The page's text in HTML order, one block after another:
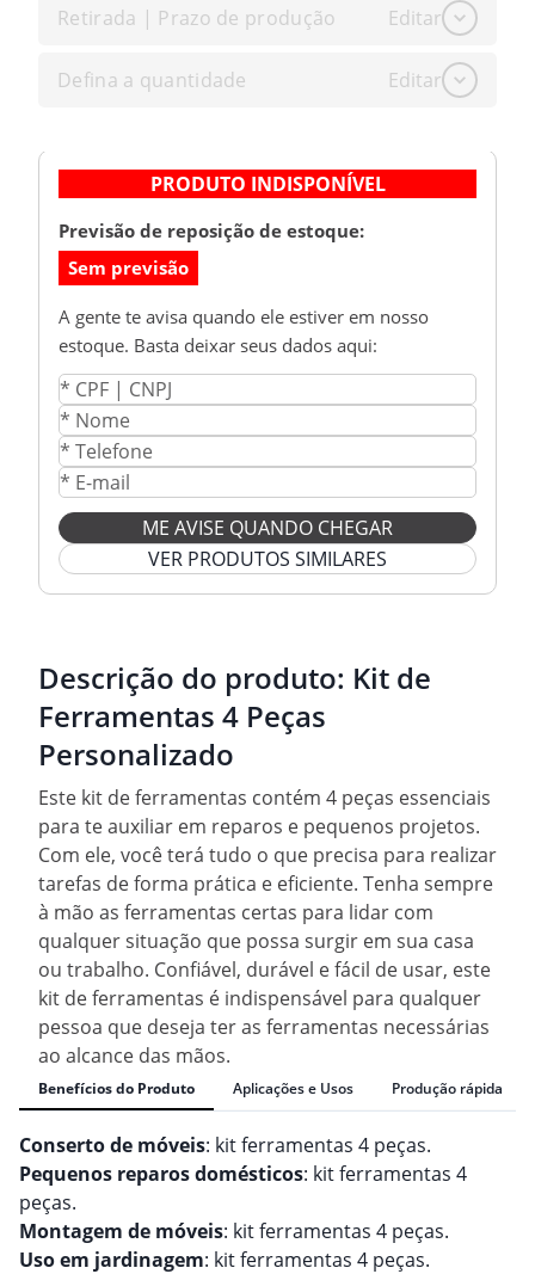
Retirada | Prazo de produção Editar
Defina a quantidade Editar
PRODUTO INDISPONÍVEL
Previsão de reposição de estoque:
Sem previsão
A gente te avisa quando ele estiver em nosso
estoque. Basta deixar seus dados aqui:
ME AVISE QUANDO CHEGAR
VER PRODUTOS SIMILARES
Descrição do produto: Kit de
Ferramentas 4 Peças
Personalizado
Este kit de ferramentas contém 4 peças essenciais
para te auxiliar em reparos e pequenos projetos.
Com ele, você terá tudo o que precisa para realizar
tarefas de forma prática e eficiente. Tenha sempre
à mão as ferramentas certas para lidar com
qualquer situação que possa surgir em sua casa
ou trabalho. Confiável, durável e fácil de usar, este
kit de ferramentas é indispensável para qualquer
pessoa que deseja ter as ferramentas necessárias
ao alcance das mãos.
Benefícios do Produto Aplicações e Usos Produção rápida
Conserto de móveis: kit ferramentas 4 peças.
Pequenos reparos domésticos: kit ferramentas 4
peças.
Montagem de móveis: kit ferramentas 4 peças.
Uso em jardinagem: kit ferramentas 4 peças.